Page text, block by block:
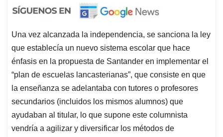
Una vez alcanzada la independencia, se sanciona la ley
que establecía un nuevo sistema escolar que hace
énfasis en la propuesta de Santander en implementar el
“plan de escuelas lancasterianas”, que consiste en que
la enseñanza se adelantaba con tutores o profesores
secundarios (incluidos los mismos alumnos) que
ayudaban al titular, lo que supone este columnista
vendría a agilizar y diversificar los métodos de